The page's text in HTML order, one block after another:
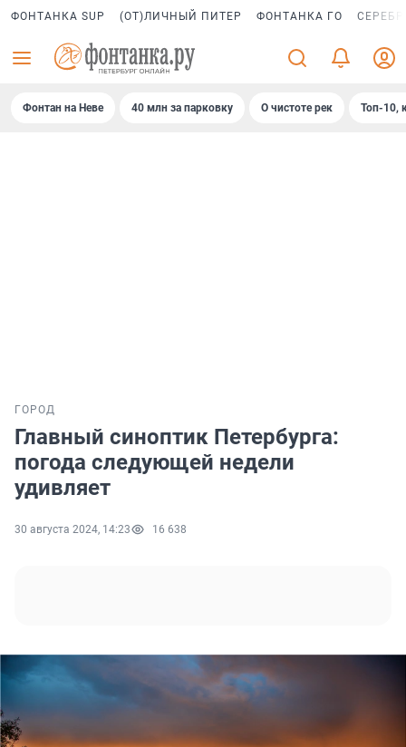
ФОНТАНКА SUP (ОТ)ЛИЧНЫЙ ПИТЕР ФОНТАНКА ГО
Фонтан на Неве 40 млн за парковку О чистоте рек Топ-10,
ГОРОД
Главный синоптик Петербурга:
погода следующей недели
удивляет
30 августа 2024, 14:23 16 638